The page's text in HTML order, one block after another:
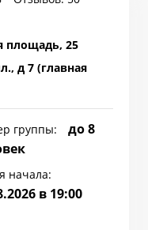
площадь, 25
д 7 (главная
группы:
до 8
начала:
в 19:00